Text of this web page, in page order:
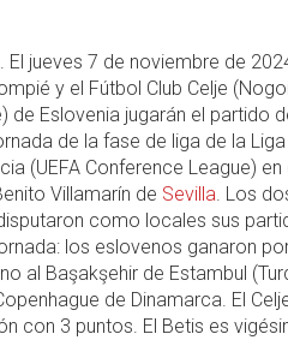
. El jueves 7 de noviembre de
y el Fútbol Club Celje
de Eslovenia jugarán el partido
de la fase de liga de la Liga
(UEFA Conference League) en
Villamarín de Sevilla. Los
como locales sus
los eslovenos ganaron
al Başakşehir de Estambul
de Dinamarca. El
con 3 puntos. El Betis es